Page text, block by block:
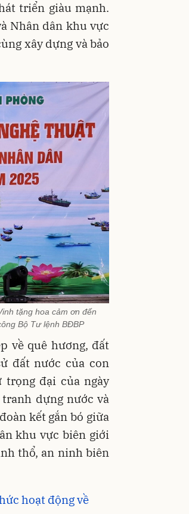
triển giàu mạnh.
Nhân dân khu vực
xây dựng và bảo
tặng hoa cảm ơn đến
Bộ Tư lệnh BĐBP
về quê hương, đất
đất nước của con
đại của ngày
dựng nước và
kết gắn bó giữa
khu vực biên giới
thổ, an ninh biên
hoạt động về